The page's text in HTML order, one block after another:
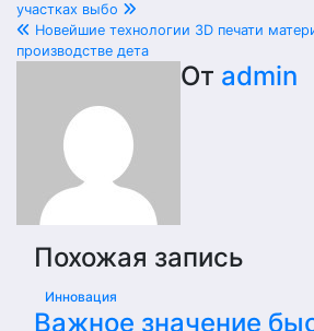
участках выбо
Новейшие технологии 3D печати
производстве дета
От admin
Похожая запись
Инновация
Важное значение